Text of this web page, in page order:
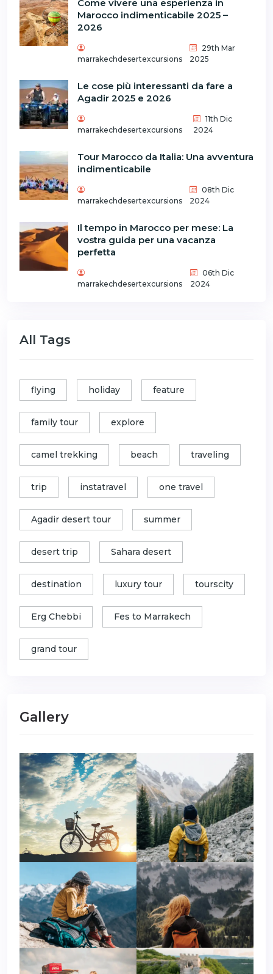
Come vivere una esperienza in
Marocco indimenticabile 2025 –
2026
marrakechdesertexcursions
29th Mar
2025
Le cose più interessanti da fare a
Agadir 2025 e 2026
marrakechdesertexcursions
11th Dic
2024
Tour Marocco da Italia: Una avventura
indimenticabile
marrakechdesertexcursions
08th Dic
2024
Il tempo in Marocco per mese: La
vostra guida per una vacanza
perfetta
marrakechdesertexcursions
06th Dic
2024
All Tags
flying holiday feature
family tour explore
camel trekking beach traveling
trip instatravel one travel
Agadir desert tour summer
desert trip Sahara desert
destination luxury tour tourscity
Erg Chebbi Fes to Marrakech
grand tour
Gallery